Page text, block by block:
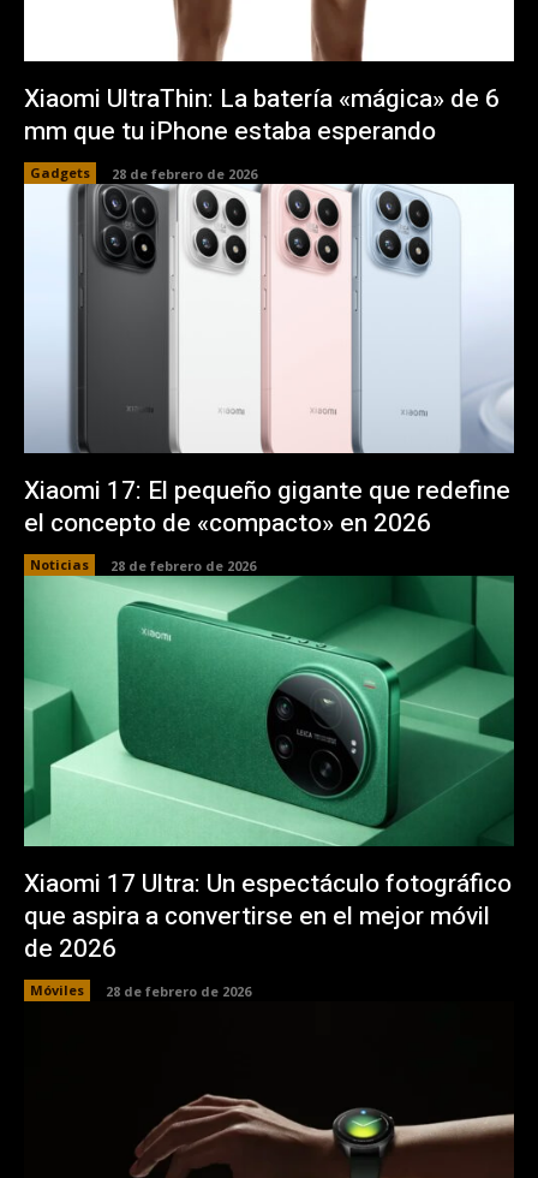
Xiaomi UltraThin: La batería «mágica» de 6
mm que tu iPhone estaba esperando
Gadgets 28 de febrero de 2026
Xiaomi 17: El pequeño gigante que redefine
el concepto de «compacto» en 2026
Noticias 28 de febrero de 2026
Xiaomi 17 Ultra: Un espectáculo fotográfico
que aspira a convertirse en el mejor móvil
de 2026
Móviles 28 de febrero de 2026